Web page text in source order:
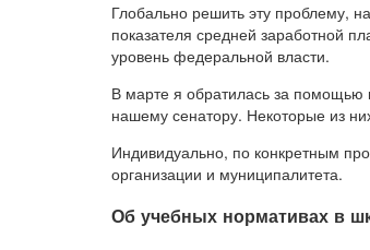
Глобально решить эту проблему,
показателя средней заработной
уровень федеральной власти.
В марте я обратилась за помощью
нашему сенатору. Некоторые из
Индивидуально, по конкретным
организации и муниципалитета.
Об учебных нормативах в